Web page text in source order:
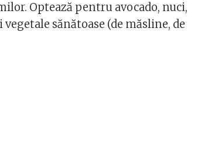
Optează pentru avocado, nuci,
sănătoase (de măsline, de